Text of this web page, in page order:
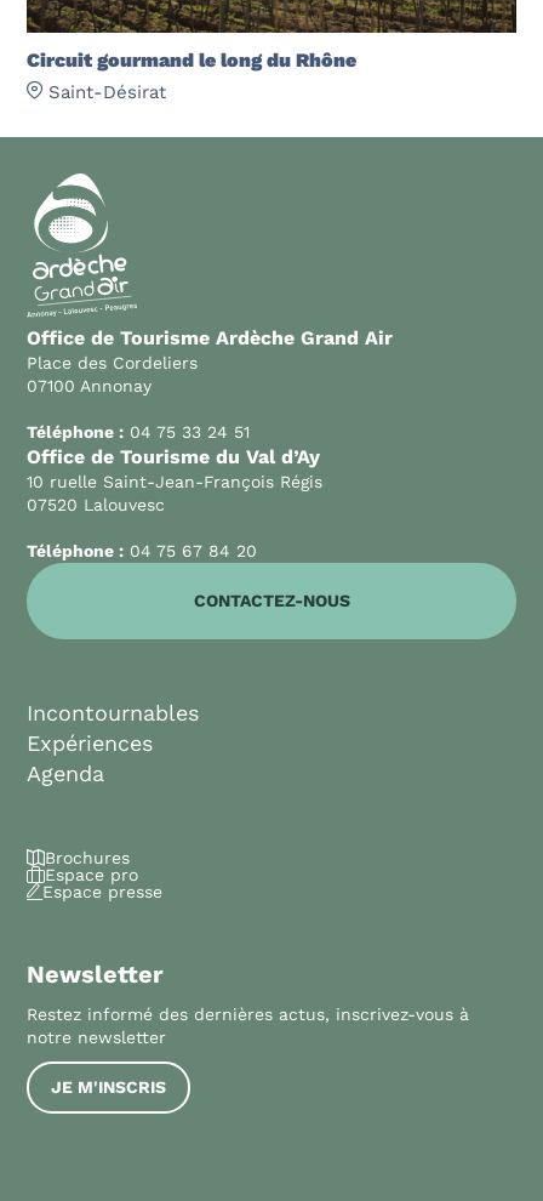
Circuit gourmand le long du Rhône
Saint-Désirat
Office de Tourisme Ardèche Grand Air
Place des Cordeliers
07100 Annonay
Téléphone : 04 75 33 24 51
Office de Tourisme du Val d’Ay
10 ruelle Saint-Jean-François Régis
07520 Lalouvesc
Téléphone : 04 75 67 84 20
CONTACTEZ-NOUS
Incontournables
Expériences
Agenda
Brochures
Espace pro
Espace presse
Newsletter
Restez informé des dernières actus, inscrivez-vous à
notre newsletter
JE M'INSCRIS